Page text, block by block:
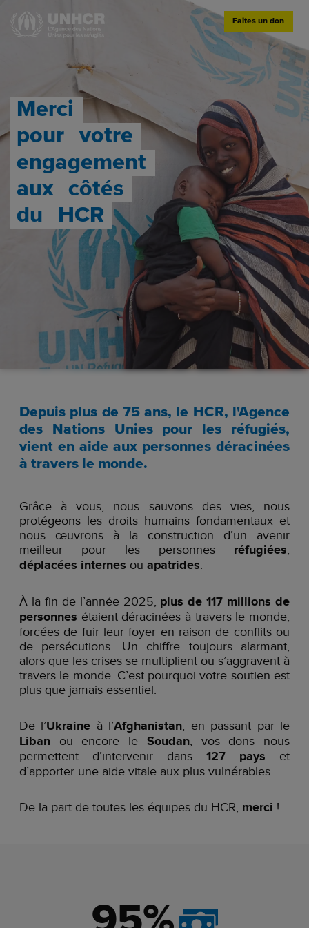
Faites un don
Merci
pour votre
engagement
aux côtés
du
HCR
Depuis plus de 75 ans, le HCR, l'Agence
des Nations Unies pour les réfugiés,
vient en aide aux personnes déracinées
à travers le monde.
Grâce à vous, nous sauvons des vies, nous
protégeons les droits humains fondamentaux et
nous œuvrons à la construction d’un avenir
meilleur pour les personnes réfugiées,
déplacées internes ou apatrides.
À la fin de l’année 2025, plus de 117 millions de
personnes étaient déracinées à travers le monde,
forcées de fuir leur foyer en raison de conflits ou
de persécutions. Un chiffre toujours alarmant,
alors que les crises se multiplient ou s’aggravent à
travers le monde. C’est pourquoi votre soutien est
plus que jamais essentiel.
De l’Ukraine à l’Afghanistan, en passant par le
Liban ou encore le Soudan, vos dons nous
permettent d’intervenir dans 127 pays et
d’apporter une aide vitale aux plus vulnérables.
De la part de toutes les équipes du HCR, merci !